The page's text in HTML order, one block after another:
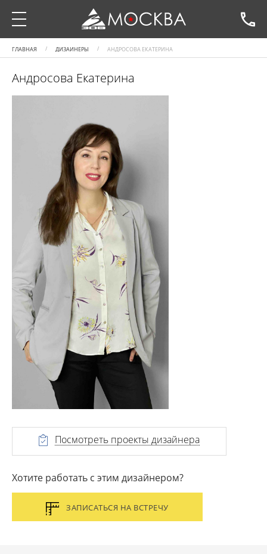
ГЛАВНАЯ ДИЗАЙНЕРЫ АНДРОСОВА ЕКАТЕРИНА
Андросова Екатерина
Посмотреть проекты дизайнера
Хотите работать с этим дизайнером?
ЗАПИСАТЬСЯ НА ВСТРЕЧУ